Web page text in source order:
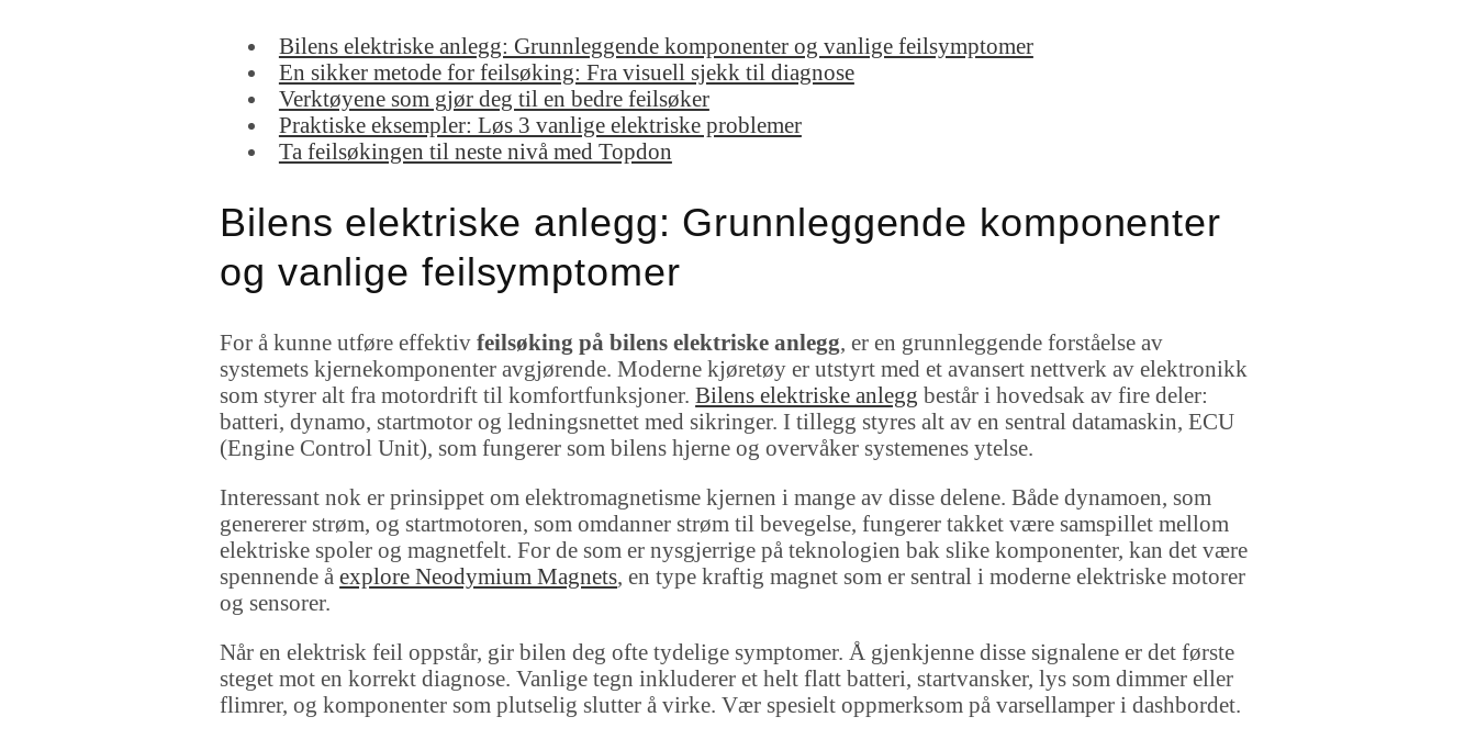
Bilens elektriske anlegg: Grunnleggende komponenter og vanlige feilsymptomer
En sikker metode for feilsøking: Fra visuell sjekk til diagnose
Verktøyene som gjør deg til en bedre feilsøker
Praktiske eksempler: Løs 3 vanlige elektriske problemer
Ta feilsøkingen til neste nivå med Topdon
Bilens elektriske anlegg: Grunnleggende komponenter
og vanlige feilsymptomer
For å kunne utføre effektivfeilsøking på bilens elektriske anlegg, er en grunnleggende forståelse av
systemets kjernekomponenter avgjørende. Moderne kjøretøy er utstyrt med et avansert nettverk av elektronikk
som styrer alt fra motordrift til komfortfunksjoner.Bilens elektriske anlegg består i hovedsak av fire deler:
batteri, dynamo, startmotor og ledningsnettet med sikringer. I tillegg styres alt av en sentral datamaskin, ECU
(Engine Control Unit), som fungerer som bilens hjerne og overvåker systemenes ytelse.
Interessant nok er prinsippet om elektromagnetisme kjernen i mange av disse delene. Både dynamoen, som
genererer strøm, og startmotoren, som omdanner strøm til bevegelse, fungerer takket være samspillet mellom
elektriske spoler og magnetfelt. For de som er nysgjerrige på teknologien bak slike komponenter, kan det være
spennende åexplore Neodymium Magnets, en type kraftig magnet som er sentral i moderne elektriske motorer
og sensorer.
Når en elektrisk feil oppstår, gir bilen deg ofte tydelige symptomer. Å gjenkjenne disse signalene er det første
steget mot en korrekt diagnose. Vanlige tegn inkluderer et helt flatt batteri, startvansker, lys som dimmer eller
flimrer, og komponenter som plutselig slutter å virke. Vær spesielt oppmerksom på varsellamper i dashbordet.